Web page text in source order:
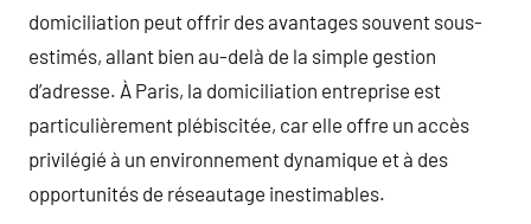
domiciliation peut offrir des avantages souvent sous-
estimés, allant bien au-delà de la simple gestion
d’adresse. À Paris, la domiciliation entreprise est
particulièrement plébiscitée, car elle offre un accès
privilégié à un environnement dynamique et à des
opportunités de réseautage inestimables.